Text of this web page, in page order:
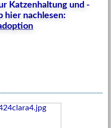
Katzenhaltung und -
hier nachlesen: